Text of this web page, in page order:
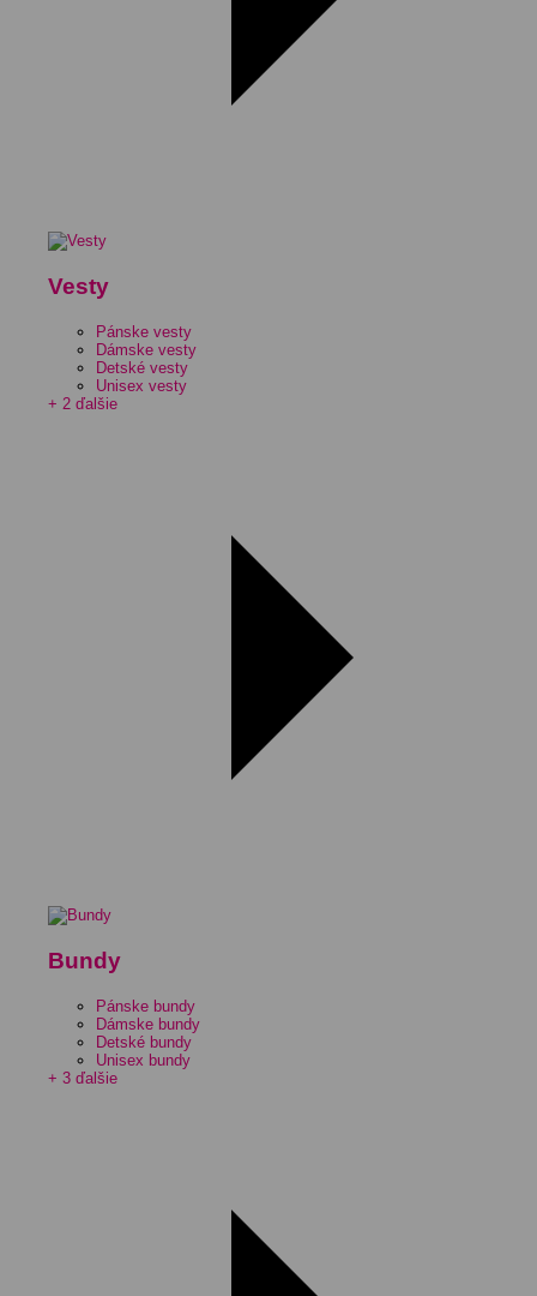
Vesty
Pánske vesty
Dámske vesty
Detské vesty
Unisex vesty
+ 2 ďalšie
Bundy
Pánske bundy
Dámske bundy
Detské bundy
Unisex bundy
+ 3 ďalšie